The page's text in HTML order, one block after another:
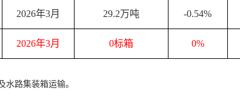
2026年3月 29.2万吨 -0.54%
2026年3月 0标箱 0%
路集装箱运输。